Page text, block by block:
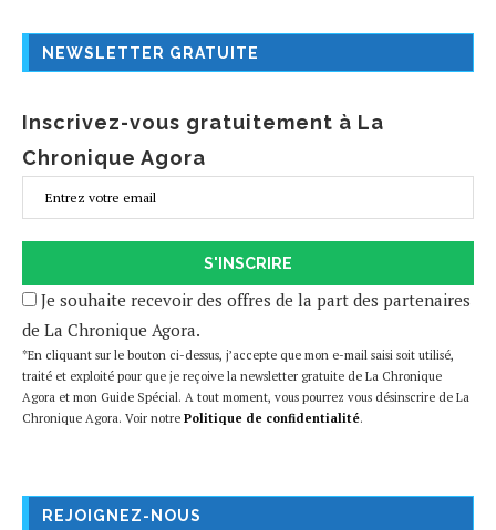
NEWSLETTER GRATUITE
Inscrivez-vous gratuitement à La
Chronique Agora
S'INSCRIRE
Je souhaite recevoir des offres de la part des partenaires
de La Chronique Agora.
*En cliquant sur le bouton ci-dessus, j’accepte que mon e-mail saisi soit utilisé,
traité et exploité pour que je reçoive la newsletter gratuite de La Chronique
Agora et mon Guide Spécial. A tout moment, vous pourrez vous désinscrire de La
Chronique Agora. Voir notre Politique de confidentialité.
REJOIGNEZ-NOUS